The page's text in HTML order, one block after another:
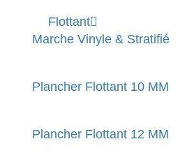
Flottant
Marche Vinyle & Stratifié
Plancher Flottant 10 MM
Plancher Flottant 12 MM